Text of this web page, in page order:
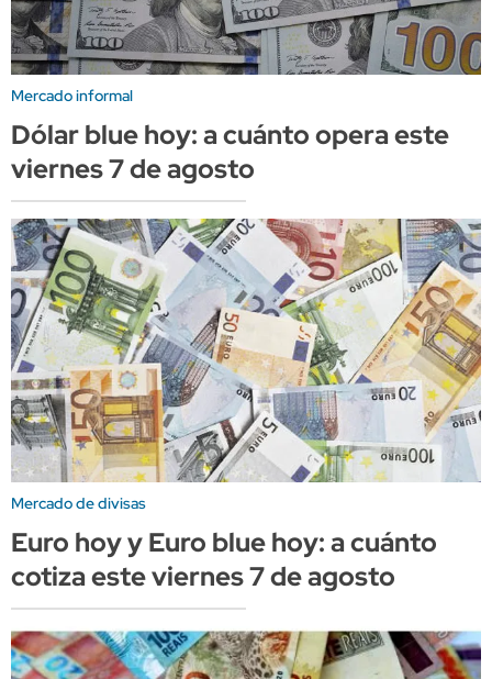
Mercado informal
Dólar blue hoy: a cuánto opera este
viernes 7 de agosto
Mercado de divisas
Euro hoy y Euro blue hoy: a cuánto
cotiza este viernes 7 de agosto